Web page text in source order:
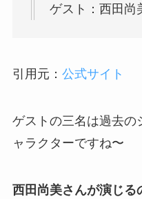
ゲスト：西田
引用元： 公式サイト
ゲストの三名は過去の
ャラクターですね〜
西田尚美さんが演じる